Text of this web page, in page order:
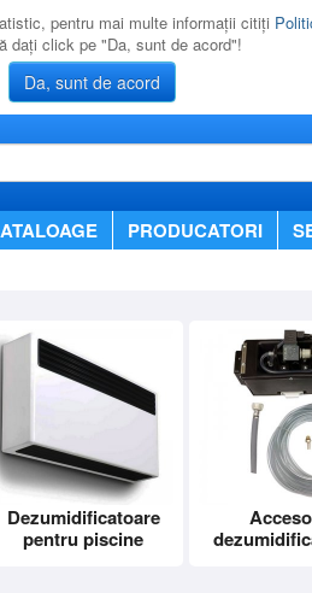
pentru mai multe informaţii citiţi
daţi click pe "Da, sunt de acord"!
Da, sunt de acord
PRODUCATORI
Dezumidificatoare
pentru piscine